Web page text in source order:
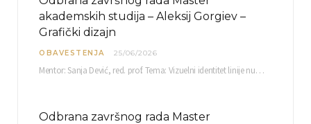
akademskih studija – Aleksij Gorgiev –
Grafički dizajn
OBAVESTENJA 25/06/2026
Mentor: Sanja Dević, red. prof. Tema: Vizuelni identitet linije nutricionističkih proizvoda Vita+: Od ambalaže do multimedijalne komunikacije Petak, 03. 07.…
Odbrana završnog rada Master